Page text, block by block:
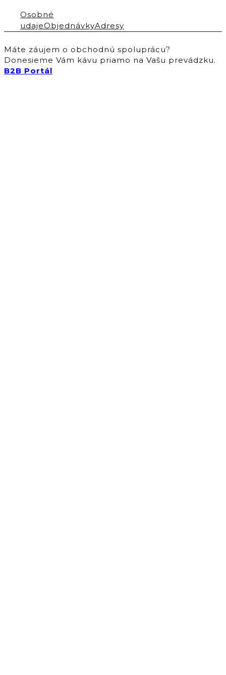
Osobné
udajeObjednávkyAdresy
Máte záujem o obchodnú spoluprácu?
Donesieme Vám kávu priamo na Vašu prevádzku.
B2B Portál